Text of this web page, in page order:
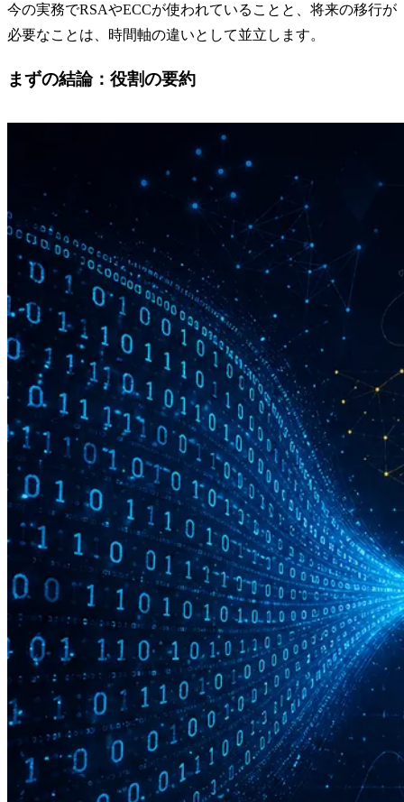
今の実務でRSAやECCが使われていることと、将来の移行が
必要なことは、時間軸の違いとして並立します。
まずの結論：役割の要約